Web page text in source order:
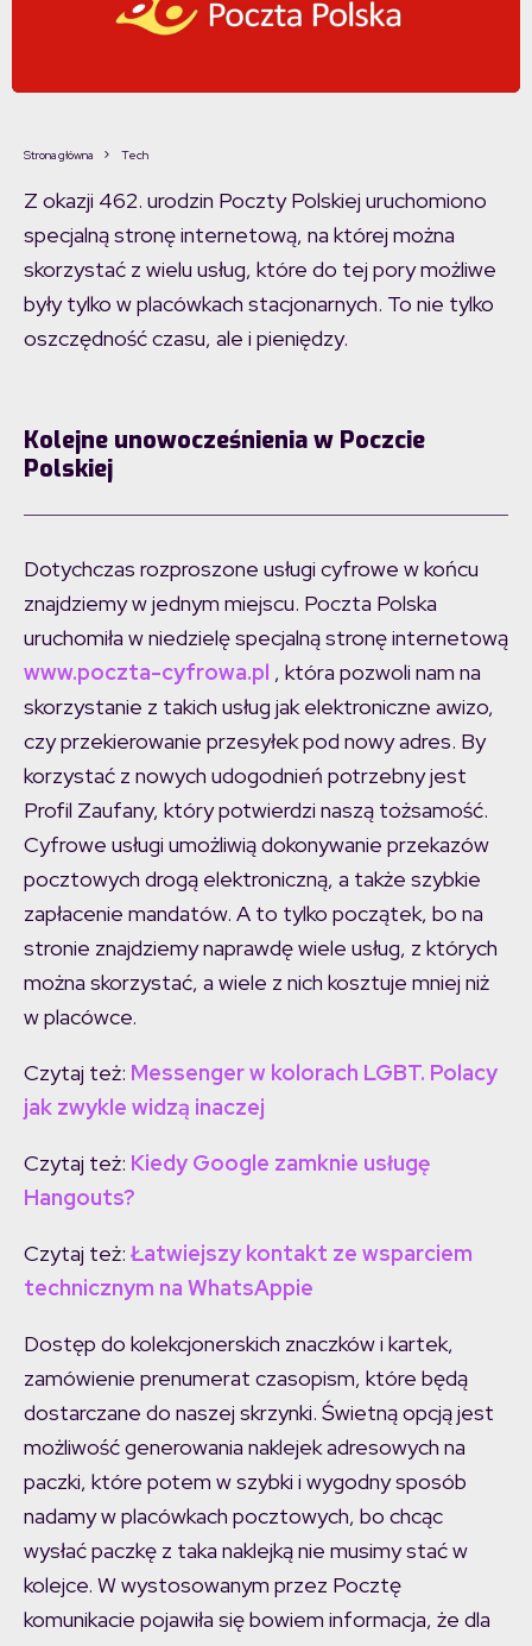
Strona główna Tech
Z okazji 462. urodzin Poczty Polskiej uruchomiono
specjalną stronę internetową, na której można
skorzystać z wielu usług, które do tej pory możliwe
były tylko w placówkach stacjonarnych. To nie tylko
oszczędność czasu, ale i pieniędzy.
Kolejne unowocześnienia w Poczcie
Polskiej
Dotychczas rozproszone usługi cyfrowe w końcu
znajdziemy w jednym miejscu. Poczta Polska
uruchomiła w niedzielę specjalną stronę internetową
www.poczta-cyfrowa.pl , która pozwoli nam na
skorzystanie z takich usług jak elektroniczne awizo,
czy przekierowanie przesyłek pod nowy adres. By
korzystać z nowych udogodnień potrzebny jest
Profil Zaufany, który potwierdzi naszą tożsamość.
Cyfrowe usługi umożliwią dokonywanie przekazów
pocztowych drogą elektroniczną, a także szybkie
zapłacenie mandatów. A to tylko początek, bo na
stronie znajdziemy naprawdę wiele usług, z których
można skorzystać, a wiele z nich kosztuje mniej niż
w placówce.
Czytaj też: Messenger w kolorach LGBT. Polacy
jak zwykle widzą inaczej
Czytaj też: Kiedy Google zamknie usługę
Hangouts?
Czytaj też: Łatwiejszy kontakt ze wsparciem
technicznym na WhatsAppie
Dostęp do kolekcjonerskich znaczków i kartek,
zamówienie prenumerat czasopism, które będą
dostarczane do naszej skrzynki. Świetną opcją jest
możliwość generowania naklejek adresowych na
paczki, które potem w szybki i wygodny sposób
nadamy w placówkach pocztowych, bo chcąc
wysłać paczkę z taka naklejką nie musimy stać w
kolejce. W wystosowanym przez Pocztę
komunikacie pojawiła się bowiem informacja, że dla